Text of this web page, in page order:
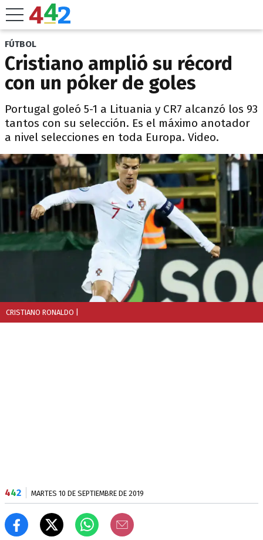
FÚTBOL
Cristiano amplió su récord
con un póker de goles
Portugal goleó 5-1 a Lituania y CR7 alcanzó los 93
tantos con su selección. Es el máximo anotador
a nivel selecciones en toda Europa. Video.
CRISTIANO RONALDO
442 MARTES 10 DE SEPTIEMBRE DE 2019